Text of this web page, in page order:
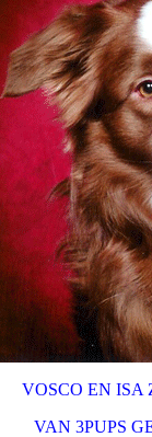
VOSCO EN ISA
VAN 3PUPS